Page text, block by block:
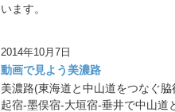
います。
2014年10月7日
動画で見よう美濃路
美濃路(東海道と中山道をつな
起宿-墨俣宿-大垣宿-垂井で中山道